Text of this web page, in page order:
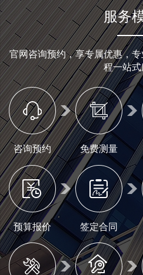
服务
官网咨询预约，享专属优惠，
程一站式
咨询预约 免费测量
预算报价 签定合同